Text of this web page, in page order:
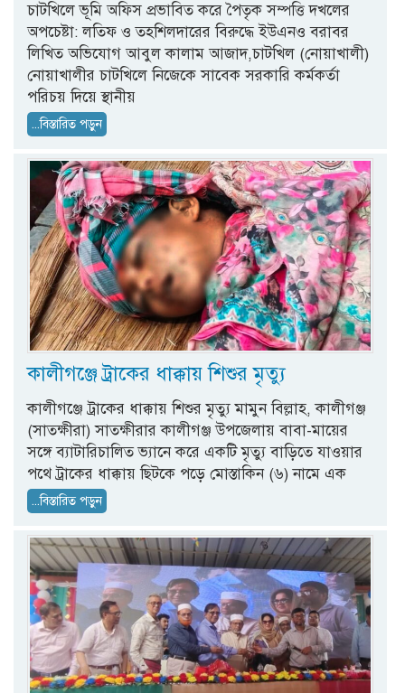
চাটখিলে ভূমি অফিস প্রভাবিত করে পৈতৃক সম্পত্তি দখলের
অপচেষ্টা: লতিফ ও তহশিলদারের বিরুদ্ধে ইউএনও বরাবর
লিখিত অভিযোগ আবুল কালাম আজাদ,চাটখিল (নোয়াখালী)
নোয়াখালীর চাটখিলে নিজেকে সাবেক সরকারি কর্মকর্তা
পরিচয় দিয়ে স্থানীয়
...বিস্তারিত পড়ুন
কালীগঞ্জে ট্রাকের ধাক্কায় শিশুর মৃত্যু
কালীগঞ্জে ট্রাকের ধাক্কায় শিশুর মৃত্যু মামুন বিল্লাহ, কালীগঞ্জ
(সাতক্ষীরা) সাতক্ষীরার কালীগঞ্জ উপজেলায় বাবা-মায়ের
সঙ্গে ব্যাটারিচালিত ভ্যানে করে একটি মৃত্যু বাড়িতে যাওয়ার
পথে ট্রাকের ধাক্কায় ছিটকে পড়ে মোস্তাকিন (৬) নামে এক
...বিস্তারিত পড়ুন